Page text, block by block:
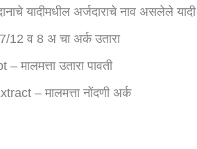
यादीमधील अर्जदाराचे नाव असलेले यादी
व 8 अ चा अर्क उतारा
उतारा पावती
– मालमत्ता नोंदणी अर्क